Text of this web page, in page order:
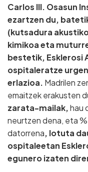
Carlos III. Osasun
ezartzen du,
(kutsadura
kimikoa eta
bestetik, Esklerosi
ospitaleratze
erlazioa. Madrilen
emaitzek erakusten
zarata-mailak,hau
neurtzen dena, eta
datorrena, lotuta
ospitaleetan
egunero izaten